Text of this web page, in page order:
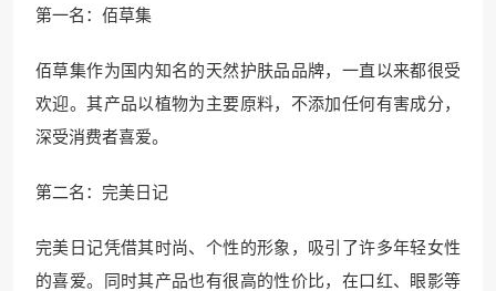
第一名：佰草集
佰草集作为国内知名的天然护肤品品牌，一直以来都很受
欢迎。其产品以植物为主要原料，不添加任何有害成分，
深受消费者喜爱。
第二名：完美日记
完美日记凭借其时尚、个性的形象，吸引了许多年轻女性
的喜爱。同时其产品也有很高的性价比，在口红、眼影等